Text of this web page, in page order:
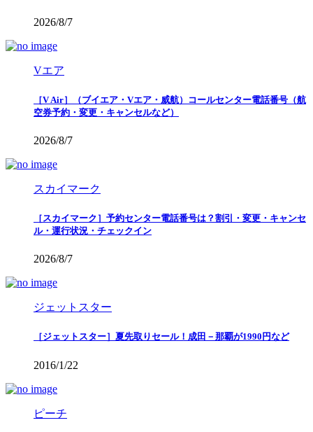
2026/8/7
Vエア
［V Air］（ブイエア・Vエア・威航）コールセンター電話番号（航
空券予約・変更・キャンセルなど）
2026/8/7
スカイマーク
［スカイマーク］予約センター電話番号は？割引・変更・キャンセ
ル・運行状況・チェックイン
2026/8/7
ジェットスター
［ジェットスター］夏先取りセール！成田－那覇が1990円など
2016/1/22
ピーチ